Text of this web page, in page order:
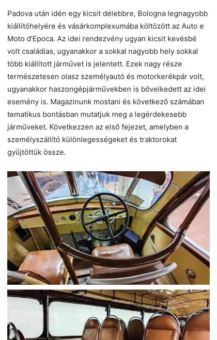
Padova után idén egy kicsit délebbre, Bologna legnagyobb
kiállítóhelyére és vásárkomplexumába költözött az Auto e
Moto d’Epoca. Az idei rendezvény ugyan kicsit kevésbé
volt családias, ugyanakkor a sokkal nagyobb hely sokkal
több kiállított járművet is jelentett. Ezek nagy része
természetesen olasz személyautó és motorkerékpár volt,
ugyanakkor haszongépjárművekben is bővelkedett az idei
esemény is. Magazinunk mostani és következő számában
tematikus bontásban mutatjuk meg a legérdekesebb
járműveket. Következzen az első fejezet, amelyben a
személyszállító különlegességeket és traktorokat
gyűjtöttük össze.